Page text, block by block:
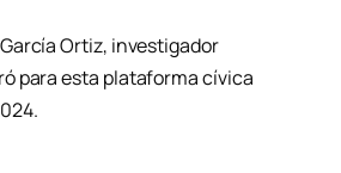
Ortiz, investigador
para esta plataforma cívica